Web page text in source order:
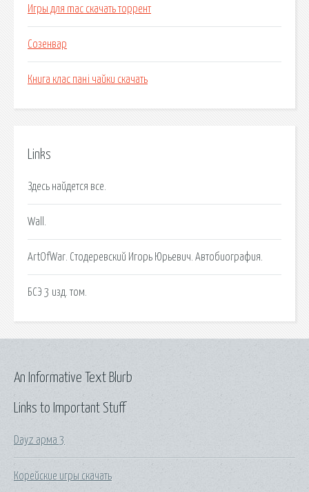
Игры для mac скачать торрент
Созенвар
Книга клас пані чайки скачать
Links
Здесь найдется все.
Wall.
ArtOfWar. Стодеревский Игорь Юрьевич. Автобиография.
БСЭ 3 изд. том.
Links to Important Stuff
Dayz арма 3
Корейские игры скачать
An Informative Text Blurb